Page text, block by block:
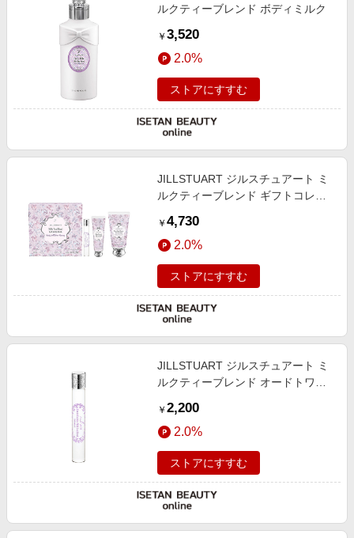
ルクティーブレンド ボディミルク
￥ 3,520
2.0%
ストアにすすむ
JILLSTUART ジルスチュアート ミ
ルクティーブレンド ギフトコレク
ェイ（限定キット）
￥ 4,730
2.0%
ストアにすすむ
JILLSTUART ジルスチュアート ミ
ルクティーブレンド オードトワレ
￥ 2,200
2.0%
ストアにすすむ